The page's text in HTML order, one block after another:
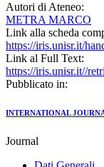
Autori di Ateneo:
METRA MARCO
Link alla scheda
https://iris.unisr.it/
Link al Full Text:
https://iris.unisr.it//
Pubblicato in:
INTERNATIONAL
Journal